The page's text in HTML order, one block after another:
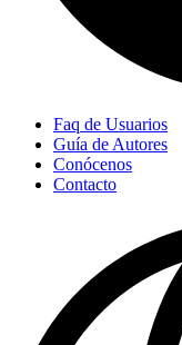
Faq de Usuarios
Guía de Autores
Conócenos
Contacto